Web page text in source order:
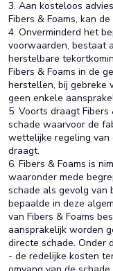
3. Aan kosteloos
Fibers & Foams, kan
4. Onverminderd het
voorwaarden, bestaat
herstelbare
Fibers & Foams in de
herstellen, bij gebreke
geen enkele
5. Voorts draagt
schade waarvoor de
wettelijke regeling van
draagt.
6. Fibers & Foams is
waaronder mede
schade als gevolg van
bepaalde in deze
van Fibers & Foams
aansprakelijk worden
directe schade. Onder
- de redelijke kosten